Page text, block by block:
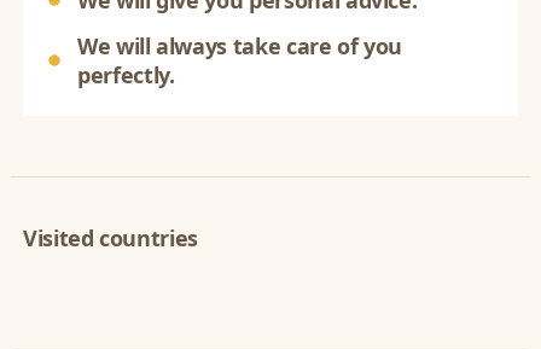
We will always take care of you
perfectly.
Visited countries